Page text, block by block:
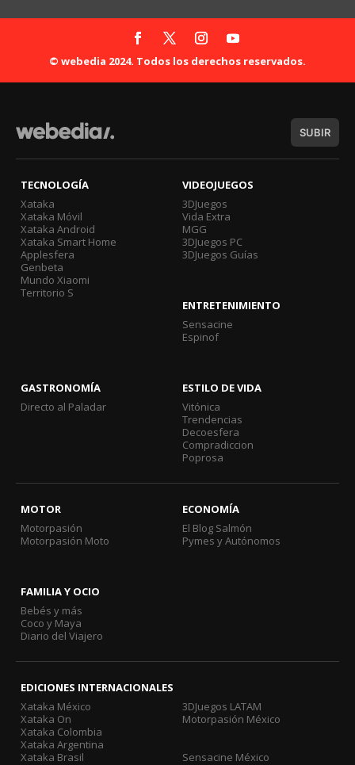
© webedia 2024. Todos los derechos reservados.
SUBIR
TECNOLOGÍA
Xataka
Xataka Móvil
Xataka Android
Xataka Smart Home
Applesfera
Genbeta
Mundo Xiaomi
Territorio S
VIDEOJUEGOS
3DJuegos
Vida Extra
MGG
3DJuegos PC
3DJuegos Guías
ENTRETENIMIENTO
Sensacine
Espinof
GASTRONOMÍA
Directo al Paladar
ESTILO DE VIDA
Vitónica
Trendencias
Decoesfera
Compradiccion
Poprosa
MOTOR
Motorpasión
Motorpasión Moto
ECONOMÍA
El Blog Salmón
Pymes y Autónomos
FAMILIA Y OCIO
Bebés y más
Coco y Maya
Diario del Viajero
EDICIONES INTERNACIONALES
Xataka México
Xataka On
Xataka Colombia
Xataka Argentina
Xataka Brasil
3DJuegos LATAM
Motorpasión México
Sensacine México